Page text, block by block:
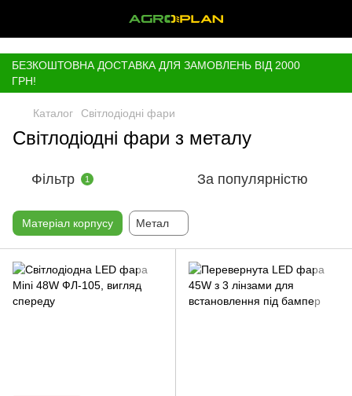
БЕЗКОШТОВНА ДОСТАВКА ДЛЯ ЗАМОВЛЕНЬ ВІД 2000
ГРН!
Каталог Світлодіодні фари
Світлодіодні фари з металу
Фільтр 1 За популярністю
Матеріал корпусу Метал